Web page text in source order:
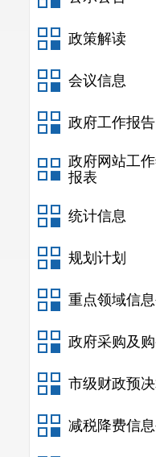
政策解读
会议信息
政府工作报告
政府网站工
报表
统计信息
规划计划
重点领域信
政府采购及
市级财政预
减税降费信